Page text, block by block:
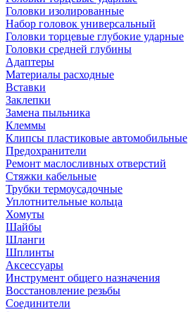
Головки изолированные
Набор головок универсальный
Головки торцевые глубокие ударные
Головки средней глубины
Адаптеры
Материалы расходные
Вставки
Заклепки
Замена пыльника
Клеммы
Клипсы пластиковые автомобильные
Предохранители
Ремонт маслосливных отверстий
Стяжки кабельные
Трубки термоусадочные
Уплотнительные кольца
Хомуты
Шайбы
Шланги
Шплинты
Аксессуары
Инструмент общего назначения
Восстановление резьбы
Соединители